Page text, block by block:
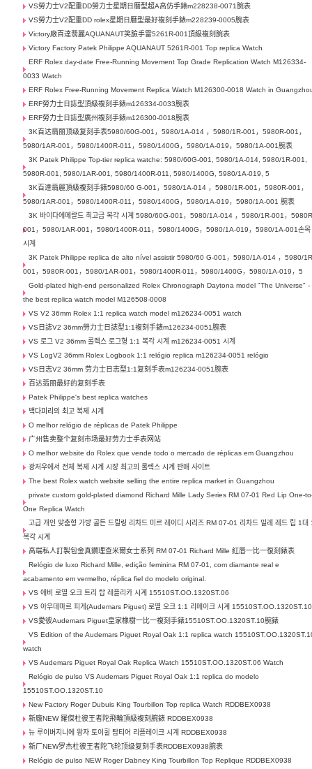
VS勞力士V2配重DD勞力士星期日曆型超A高仿手錶m228238-0071腕表
VS勞力士V2配重DD rolex星期日曆型最好複刻手錶m228239-0005腕表
Victory廠百達翡麗AQUANAUT笑臉手雷5261R-001頂級複刻腕表
Victory Factory Patek Philippe AQUANAUT 5261R-001 Top replica Watch
ERF Rolex day-date Free-Running Movement Top Grade Replication Watch M126334-
0033 Watch
ERF Rolex Free-Running Movement Replica Watch M126300-0018 Watch in
ERF勞力士日誌型頂級複刻手錶m126334-0033腕表
ERF勞力士日誌型廣州複刻手錶m126300-0018腕表
3K百达翡丽顶级复刻手表5980/60G-001，5980/1A-014 ，5980/1R-001，5980R-001，
5980/1AR-001，5980/1400R-011，5980/1400G，5980/1A-019，5980/1A-001腕表
3K Patek Philippe Top-tier replica watche: 5980/60G-001, 5980/1A-014, 5980/1R-001,
5980R-001, 5980/1AR-001, 5980/1400R-011, 5980/1400G, 5980/1A-019, 5
3K百達翡麗頂級複刻手錶5980/60 G-001，5980/1A-014 ，5980/1R-001，5980R-001，
5980/1AR-001，5980/1400R-011，5980/1400G，5980/1A-019，5980/1A-001 腕表
3K 바이다에메랄드 최고급 복각 시계 5980/60G-001，5980/1A-014 ，5980/1R-001，
001，5980/1AR-001，5980/1400R-011，5980/1400G，5980/1A-019，5980/1A-001손목
시계
3K Patek Philippe replica de alto nível assistir 5980/60 G-001，5980/1A-014 ，5980/
001，5980R-001，5980/1AR-001，5980/1400R-011，5980/1400G，5980/1A-019，5
Gold-plated high-end personalized Rolex Chronograph Daytona model "The Universe" -
the best replica watch model M126508-0008
VS V2 36mm Rolex 1:1 replica watch model m126234-0051 watch
VS日誌V2 36mm勞力士日誌型1:1複刻手錶m126234-0051腕表
VS 로그 V2 36mm 롤렉스 로그형 1:1 복각 시계 m126234-0051 시계
VS LogV2 36mm Rolex Logbook 1:1 relógio replica m126234-0051 relógio
VS日志V2 36mm 劳力士日志型1:1复刻手表m126234-0051腕表
百达翡丽最好的复刻手表
Patek Philippe's best replica watches
백다피리의 최고 복제 시계
O melhor relógio de réplicas de Patek Philippe
广州售卖整个复刻市场最好劳力士手表网站
O melhor website do Rolex que vende todo o mercado de réplicas em Guangzhou
광저우에서 전체 복제 시계 시장 최고의 롤렉스 시계 판매 사이트
The best Rolex watch website selling the entire replica market in Guangzhou
private custom gold-plated diamond Richard Mille Lady Series RM 07-01 Red Lip One-
One Replica Watch
고급 개인 맞춤형 가방 골든 드릴링 리차드 미르 레이디 시리즈 RM 07-01 리차드 밀레 레드 립 1대
복각 시계
高端私人訂製包金真鑽理查米爾女士系列 RM 07-01 Richard Mille 紅唇一比一復刻錶表
Relógio de luxo Richard Mille, edição feminina RM 07-01, com diamante real e
acabamento em vermelho, réplica fiel do modelo original.
VS 애비 로열 오크 트리 탑 레플리카 시계 15510ST.OO.1320ST.06
VS 아우데마르 피게(Audemars Piguet) 로열 오크 1:1 리메이크 시계 15510ST.OO.1320ST.10
VS愛彼Audemars Piguet皇家橡樹一比一複刻手錶15510ST.OO.1320ST.10腕錶
VS Edition of the Audemars Piguet Royal Oak 1:1 replica watch
watch
VS Audemars Piguet Royal Oak Replica Watch 15510ST.OO.1320ST.06 Watch
Relógio de pulso VS Audemars Piguet Royal Oak 1:1 replica do modelo
15510ST.OO.1320ST.10
New Factory Roger Dubuis King Tourbillon Top replica Watch RDDBEX0938
新廠NEW 羅傑杜彼王者陀飛輪頂級複刻腕錶 RDDBEX0938
뉴 루이버지니에 왕자 토이휠 탑티어 리플레이크 시계 RDDBEX0938
新厂NEW罗杰杜彼王者陀飞轮顶级复刻手表RDDBEX0938腕表
Relógio de pulso NEW Roger Dabney King Tourbillon Top Replique RDDBEX0938